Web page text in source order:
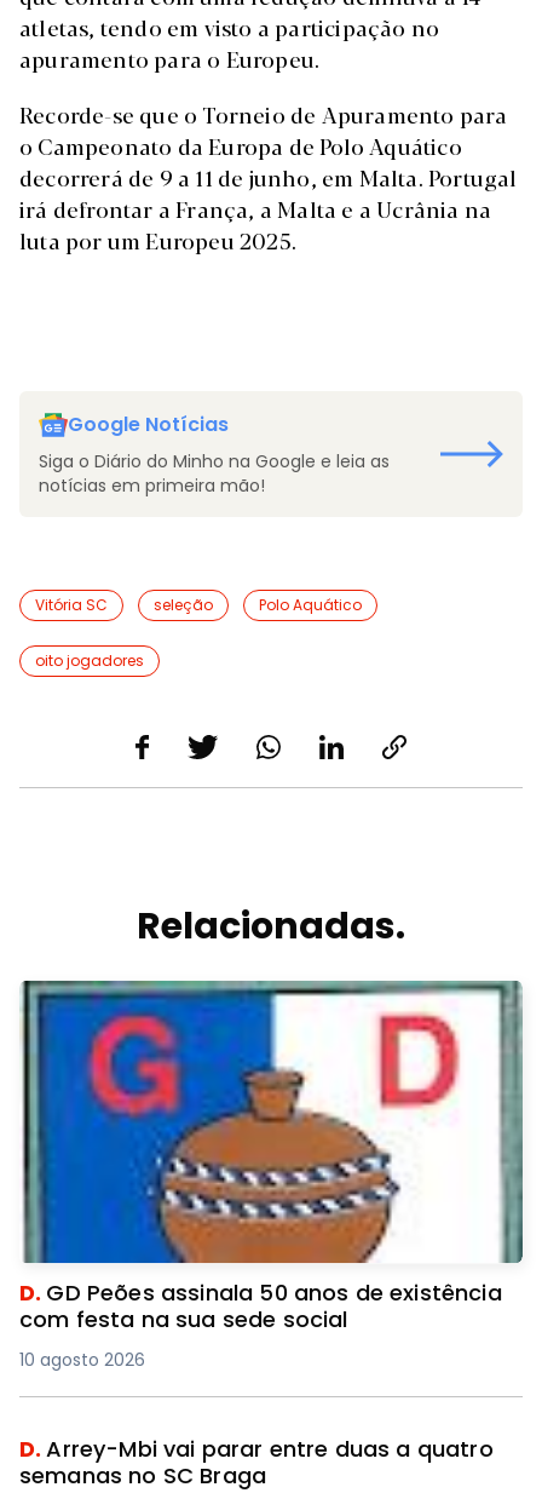
atletas, tendo em visto a participação no
apuramento para o Europeu.
Recorde-se que o Torneio de Apuramento para
o Campeonato da Europa de Polo Aquático
decorrerá de 9 a 11 de junho, em Malta. Portugal
irá defrontar a França, a Malta e a Ucrânia na
luta por um Europeu 2025.
Google Notícias
Siga o Diário do Minho na Google e leia as
notícias em primeira mão!
Vitória SC seleção Polo Aquático
oito jogadores
Relacionadas.
D. GD Peões assinala 50 anos de existência
com festa na sua sede social
10 agosto 2026
D.Arrey-Mbi vai parar entre duas a quatro
semanas no SC Braga